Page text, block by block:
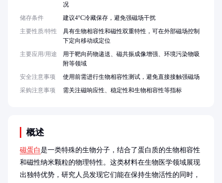
概述
磁蛋白是一类特殊的生物分子，结合了蛋白质的生物相容性
和磁性纳米颗粒的物理特性。这类材料在生物医学领域展现
出独特优势，研究人员发现它们能在保持生物活性的同时，
况
储存条件
建议4°C冷藏保存，避免强磁场干扰
主要性质/特性
具有生物相容性和磁性双重特性，可在外部磁场控制
下定向移动或定位
主要应用/用途
用于靶向药物递送、磁共振成像增强、环境污染物吸
附等领域
安全注意事项
使用前需进行生物相容性测试，避免直接接触强磁场
采购注意事项
需关注磁响应性、稳定性和生物相容性等指标